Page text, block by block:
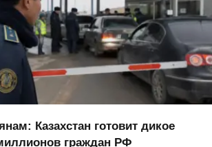
Казахстан готовит дикое
граждан РФ